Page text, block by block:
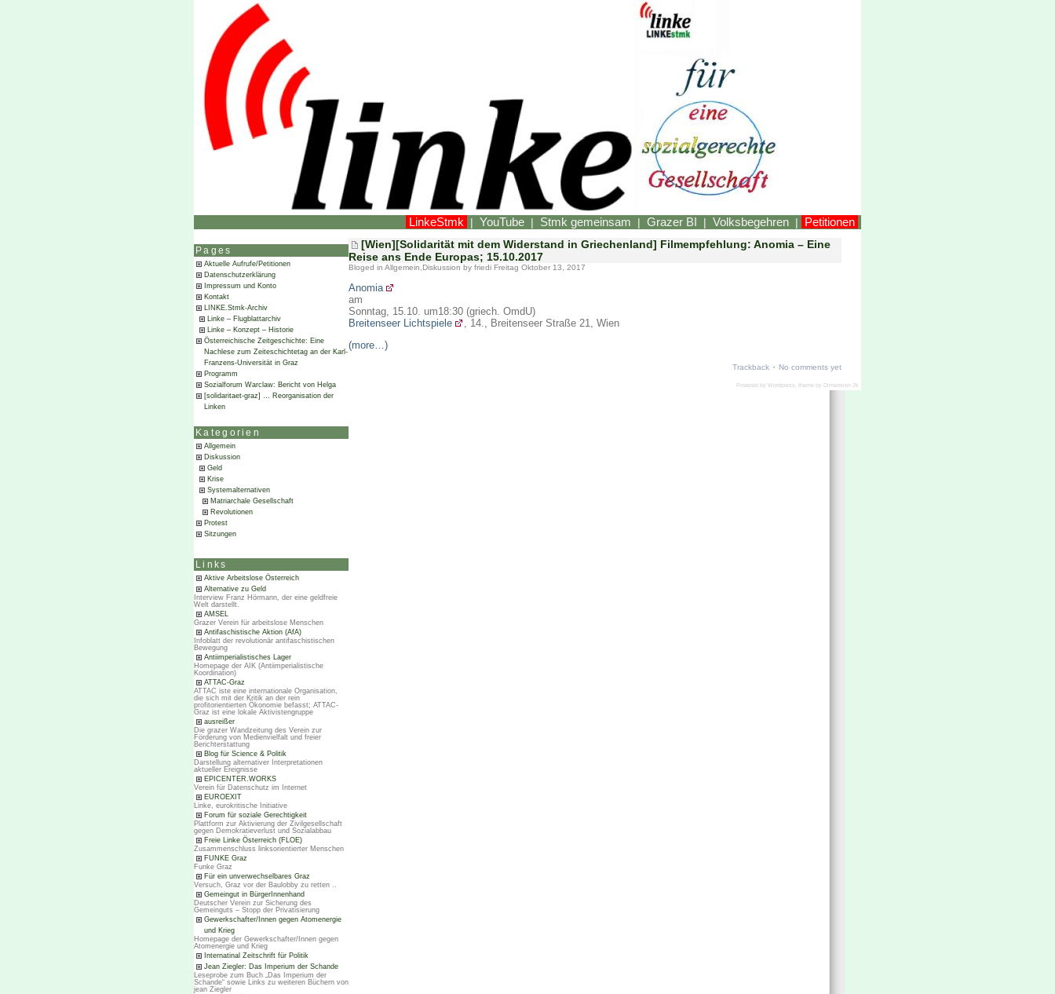
LinkeStmk | YouTube | Stmk gemeinsam | Grazer BI | Volksbegehren | Petitionen
Pages
Aktuelle Aufrufe/Petitionen
Datenschutzerklärung
Impressum und Konto
Kontakt
LINKE.Stmk-Archiv
Linke – Flugblattarchiv
Linke – Konzept – Historie
Österreichische Zeitgeschichte: Eine
Nachlese zum Zeiteschichtetag an der Karl-
Franzens-Universität in Graz
Programm
Sozialforum Warclaw: Bericht von Helga
[solidaritaet-graz] … Reorganisation der
Linken
Kategorien
Allgemein
Diskussion
Geld
Krise
Systemalternativen
Matriarchale Gesellschaft
Revolutionen
Protest
Sitzungen
Links
Aktive Arbeitslose Österreich
Alternative zu Geld
Interview Franz Hörmann, der eine geldfreie
Welt darstellt.
AMSEL
Grazer Verein für arbeitslose Menschen
Antifaschistische Aktion (AfA)
Infoblatt der revolutionär antifaschistischen
Bewegung
Antiimperialistisches Lager
Homepage der AIK (Antiimperialistische
Koordination)
ATTAC-Graz
ATTAC iste eine internationale Organisation,
die sich mit der Kritik an der rein
profitorientierten Ökonomie befasst; ATTAC-
Graz ist eine lokale Aktivistengruppe
ausreißer
Die grazer Wandzeitung des Verein zur
Förderung von Medienvielfalt und freier
Berichterstattung
Blog für Science & Politik
Darstellung alternativer Interpretationen
aktueller Ereignisse
EPICENTER.WORKS
Verein für Datenschutz im Internet
EUROEXIT
Linke, eurokritische Initiative
Forum für soziale Gerechtigkeit
Plattform zur Aktivierung der Zivilgesellschaft
gegen Demokratieverlust und Sozialabbau
Freie Linke Österreich (FLOE)
Zusammenschluss linksorientierter Menschen
FUNKE Graz
Funke Graz
Für ein unverwechselbares Graz
Versuch, Graz vor der Baulobby zu retten ..
Gemeingut in BürgerInnenhand
Deutscher Verein zur Sicherung des
Gemeinguts – Stopp der Privatisierung
Gewerkschafter/Innen gegen Atomenergie
und Krieg
Homepage der Gewerkschafter/Innen gegen
Atomenergie und Krieg
Internatinal Zeitschrift für Politik
Jean Ziegler: Das Imperium der Schande
Leseprobe zum Buch „Das Imperium der
Schande“ sowie Links zu weiteren Büchern von
jean Ziegler
[Wien][Solidarität mit dem Widerstand in Griechenland] Filmempfehlung: Anomia – Eine
Reise ans Ende Europas; 15.10.2017
Bloged in Allgemein Diskussion by friedi Freitag Oktober 13, 2017
Anomia
am
Sonntag, 15.10. um18:30 (griech. OmdU)
Breitenseer Lichtspiele
, 14., Breitenseer Straße 21, Wien
(more…)
Trackback · No comments yet
Powered by Wordpress , theme by Dimension 2k